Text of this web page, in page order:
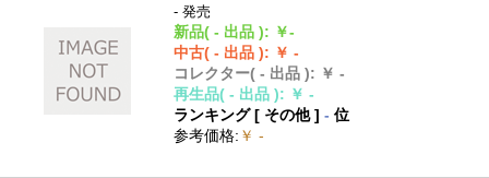
- 発売
新品( - 出品 ): ￥-
中古( - 出品 ): ￥ -
コレクター( - 出品 ): ￥ -
再生品( - 出品 ): ￥ -
ランキング [ その他]- 位
参考価格: ￥ -